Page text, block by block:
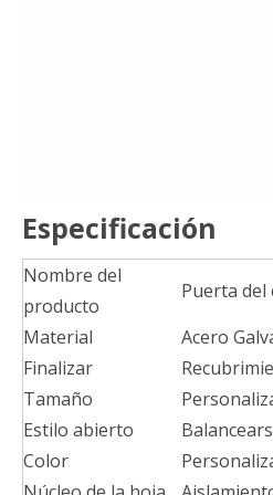
Especificación
Nombre del
producto
Puerta
Material
Acero
Finalizar
Tamaño
Estilo abierto
Color